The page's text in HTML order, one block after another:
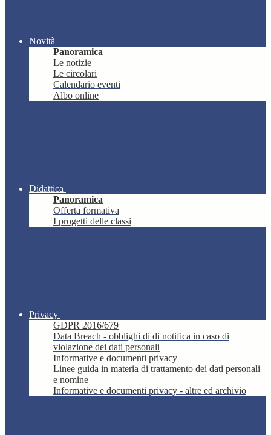
Novità
Panoramica
Le notizie
Le circolari
Calendario eventi
Albo online
Didattica
Panoramica
Offerta formativa
I progetti delle classi
Privacy
GDPR 2016/679
Data Breach - obblighi di di notifica in caso di
violazione dei dati personali
Informative e documenti privacy
Linee guida in materia di trattamento dei dati personali
e nomine
Informative e documenti privacy - altre ed archivio